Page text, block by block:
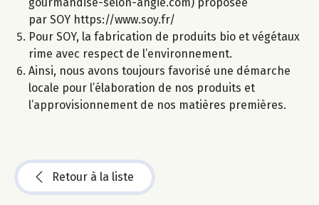
par SOY https://www.soy.fr/
Pour SOY, la fabrication de produits bio et végétaux
rime avec respect de l’environnement.
Ainsi, nous avons toujours favorisé une démarche
locale pour l’élaboration de nos produits et
l’approvisionnement de nos matières premières.
Retour à la liste